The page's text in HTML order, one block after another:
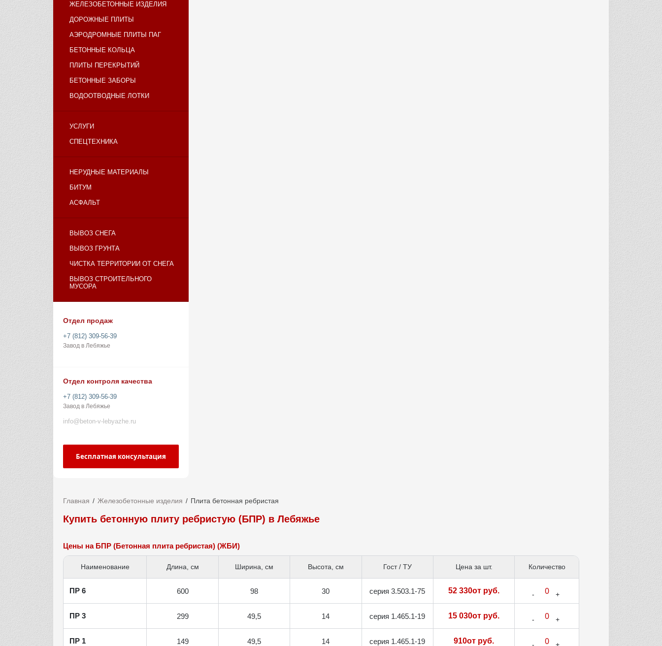
ЖЕЛЕЗОБЕТОННЫЕ ИЗДЕЛИЯ
ДОРОЖНЫЕ ПЛИТЫ
АЭРОДРОМНЫЕ ПЛИТЫ ПАГ
БЕТОННЫЕ КОЛЬЦА
ПЛИТЫ ПЕРЕКРЫТИЙ
БЕТОННЫЕ ЗАБОРЫ
ВОДООТВОДНЫЕ ЛОТКИ
УСЛУГИ
СПЕЦТЕХНИКА
НЕРУДНЫЕ МАТЕРИАЛЫ
БИТУМ
АСФАЛЬТ
ВЫВОЗ СНЕГА
ВЫВОЗ ГРУНТА
ЧИСТКА ТЕРРИТОРИИ ОТ СНЕГА
ВЫВОЗ СТРОИТЕЛЬНОГО
МУСОРА
Отдел продаж
+7 (812) 309-56-39
Завод в Лебяжье
Отдел контроля качества
+7 (812) 309-56-39
Завод в Лебяжье
info@beton-v-lebyazhe.ru
Бесплатная консультация
Главная Железобетонные изделия Плита бетонная ребристая
Купить бетонную плиту ребристую (БПР) в Лебяжье
Цены на БПР (Бетонная плита ребристая) (ЖБИ)
Наименование Длина, см Ширина, см Высота, см Гост / ТУ Цена за шт. Количество
ПР 6 600 98 30 серия 3.503.1-75 52 330от руб.
ПР 3 299 49,5 14 серия 1.465.1-19 15 030от руб.
ПР 1 149 49,5 14 серия 1.465.1-19 910от руб.